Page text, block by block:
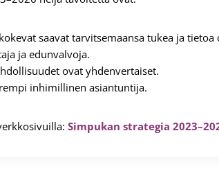
saavat tarvitsemaansa tukea ja tietoa
ja edunvalvoja.
ovat yhdenvertaiset.
inhimillinen asiantuntija.
Simpukan strategia